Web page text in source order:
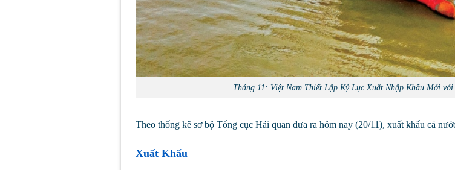
Tháng 11: Việt Nam Thiết Lập Kỷ Lục Xuất Nhập Khẩu Mới
Theo thống kê sơ bộ Tổng cục Hải quan đưa ra hôm nay (20/11), xuất khẩu cả
Xuất Khẩu